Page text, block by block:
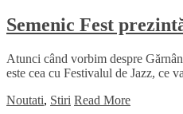
Semenic Fest
Atunci când vorbim despre
este cea cu Festivalul de Jazz, ce
Noutati, Stiri Read More